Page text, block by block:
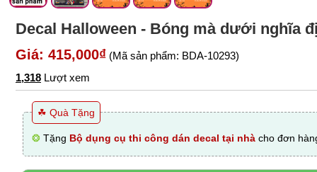
Decal Halloween - Bóng mà dưới nghĩa
Giá: 415,000₫ (Mã sản phẩm: BDA-10293)
1,318 Lượt xem
☘ Quà Tặng
❂ Tặng Bộ dụng cụ thi công dán decal tại nhà cho đơn